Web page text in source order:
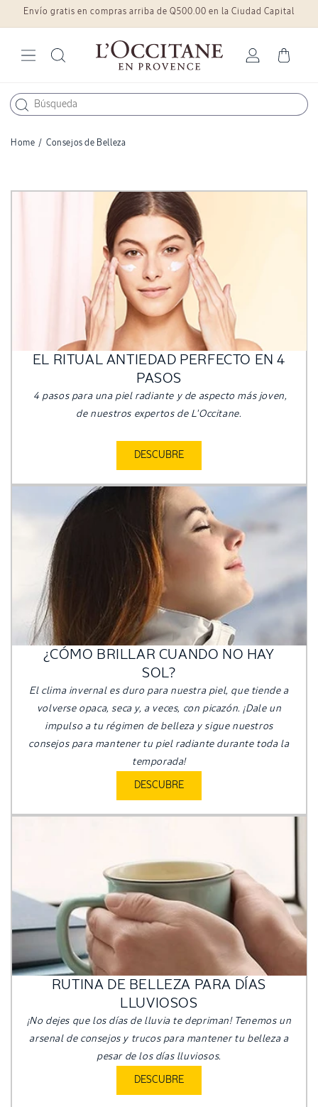
Envío gratis en compras arriba de Q500.00 en la Ciudad Capital
sesión
Carrito
Home / Consejos de Belleza
EL RITUAL ANTIEDAD PERFECTO EN 4
PASOS
4 pasos para una piel radiante y de aspecto más joven,
de nuestros expertos de L'Occitane.
DESCUBRE
¿CÓMO BRILLAR CUANDO NO HAY
SOL?
El clima invernal es duro para nuestra piel, que tiende a
volverse opaca, seca y, a veces, con picazón. ¡Dale un
impulso a tu régimen de belleza y sigue nuestros
consejos para mantener tu piel radiante durante toda la
temporada!
DESCUBRE
RUTINA DE BELLEZA PARA DÍAS
LLUVIOSOS
¡No dejes que los días de lluvia te depriman! Tenemos un
arsenal de consejos y trucos para mantener tu belleza a
pesar de los días lluviosos.
DESCUBRE